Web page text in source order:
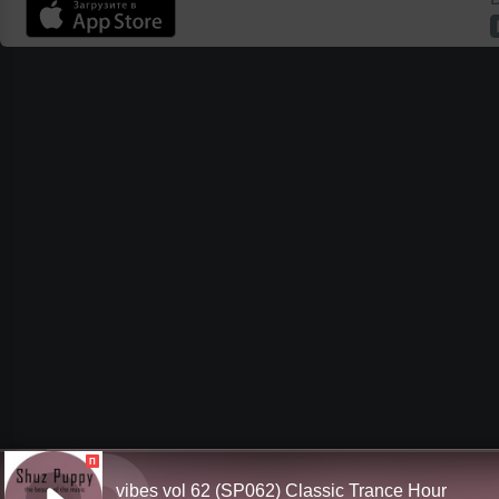
П
vibes vol 62 (SP062) Classic Trance Hour